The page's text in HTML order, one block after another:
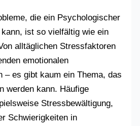
die ein Psychologischer
ist so vielfältig wie ein
alltäglichen Stressfaktoren
emotionalen
– es gibt kaum ein Thema, das
werden kann. Häufige
Stressbewältigung,
Schwierigkeiten in